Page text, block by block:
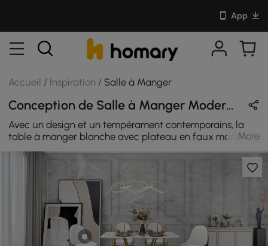
App
Accueil / Inspiration / Salle à Manger
Conception de Salle à Manger Moderne en Or / Blanc / Gris avec Métal / Pierre Frittée / Cuir
Avec un design et un tempérament contemporains, la
table à manger blanche avec plateau en faux marbre
est un meuble exquis. Cette table de salle à manger a
un aspect manufacturé distinct et une sensation
indéniable. Son design époustouflant a tout pour plaire
et il est très contemporain.
More